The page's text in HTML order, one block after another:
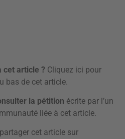
cet article ? Cliquez ici pour
bas de cet article.
la pétition écrite par l’un
liée à cet article.
cet article sur